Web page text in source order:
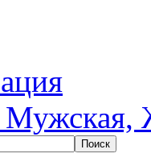
Мужская,